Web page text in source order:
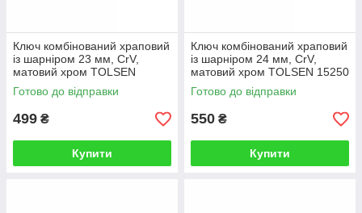
Ключ комбінований храповий
із шарніром 23 мм, CrV,
матовий хром TOLSEN
Готово до відправки
499 ₴
Купити
Ключ комбінований храповий
із шарніром 24 мм, CrV,
матовий хром TOLSEN 15250
Готово до відправки
550 ₴
Купити